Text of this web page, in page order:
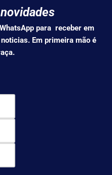
para receber em
Em primeira mão é